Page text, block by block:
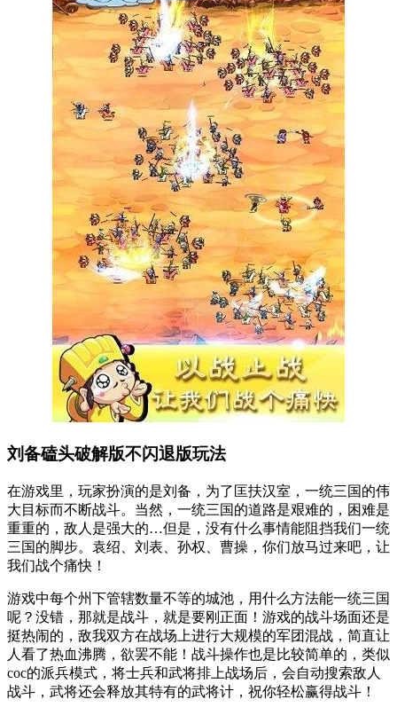
刘备磕头破解版不闪退版玩法
在游戏里，玩家扮演的是刘备，为了匡扶汉室，一统三国的伟
大目标而不断战斗。当然，一统三国的道路是艰难的，困难是
重重的，敌人是强大的…但是，没有什么事情能阻挡我们一统
三国的脚步。袁绍、刘表、孙权、曹操，你们放马过来吧，让
我们战个痛快！
游戏中每个州下管辖数量不等的城池，用什么方法能一统三国
呢？没错，那就是战斗，就是要刚正面！游戏的战斗场面还是
挺热闹的，敌我双方在战场上进行大规模的军团混战，简直让
人看了热血沸腾，欲罢不能！战斗操作也是比较简单的，类似
coc的派兵模式，将士兵和武将排上战场后，会自动搜索敌人
战斗，武将还会释放其特有的武将计，祝你轻松赢得战斗！